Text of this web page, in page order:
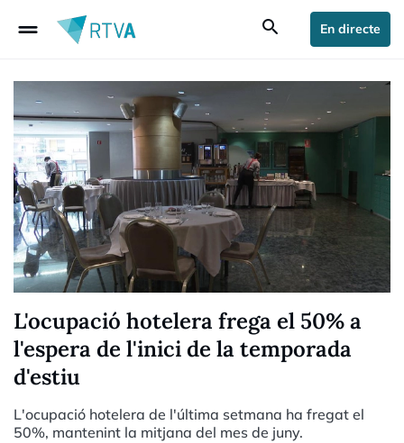
drag_handle search En directe
L'ocupació hotelera frega el 50% a
l'espera de l'inici de la temporada
d'estiu
L'ocupació hotelera de l'última setmana ha fregat el
50%, mantenint la mitjana del mes de juny.